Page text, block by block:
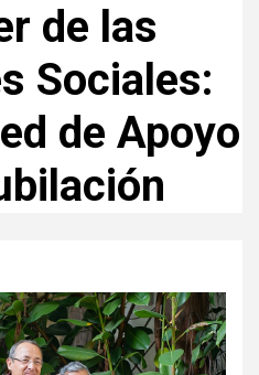
de las
Sociales:
de Apoyo